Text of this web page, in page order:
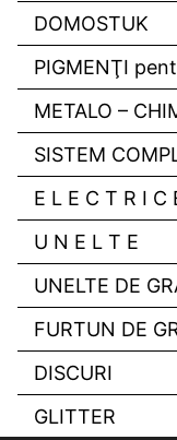
DOMOSTUK
PIGMENŢI
METALO –
SISTEM
E L E C T R I C
U N E L T E
UNELTE DE
FURTUN DE
DISCURI
GLITTER